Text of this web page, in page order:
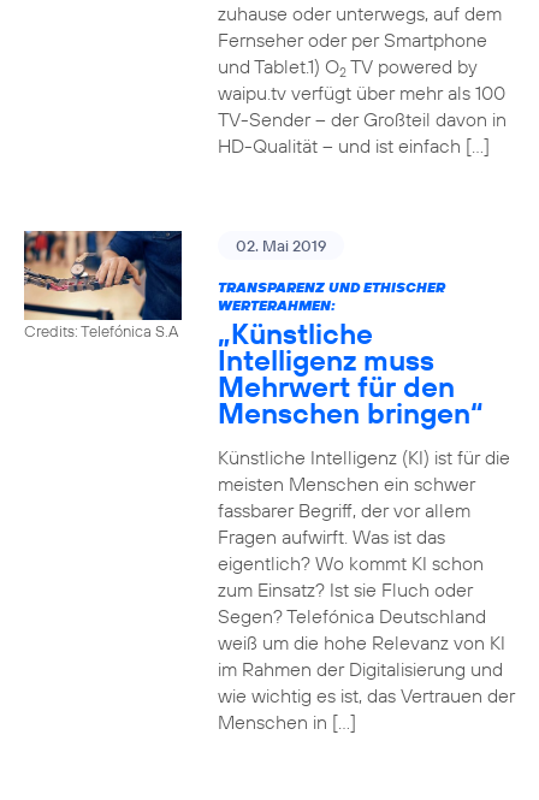
zuhause oder unterwegs, auf dem
Fernseher oder per Smartphone
und Tablet.1) O2TV powered by
waipu.tv verfügt über mehr als 100
TV-Sender – der Großteil davon in
HD-Qualität – und ist einfach […]
Credits: Telefónica S.A
02. Mai 2019
TRANSPARENZ UND ETHISCHER
WERTERAHMEN:
„Künstliche
Intelligenz muss
Mehrwert für den
Menschen bringen“
Künstliche Intelligenz (KI) ist für die
meisten Menschen ein schwer
fassbarer Begriff, der vor allem
Fragen aufwirft. Was ist das
eigentlich? Wo kommt KI schon
zum Einsatz? Ist sie Fluch oder
Segen? Telefónica Deutschland
weiß um die hohe Relevanz von KI
im Rahmen der Digitalisierung und
wie wichtig es ist, das Vertrauen der
Menschen in […]